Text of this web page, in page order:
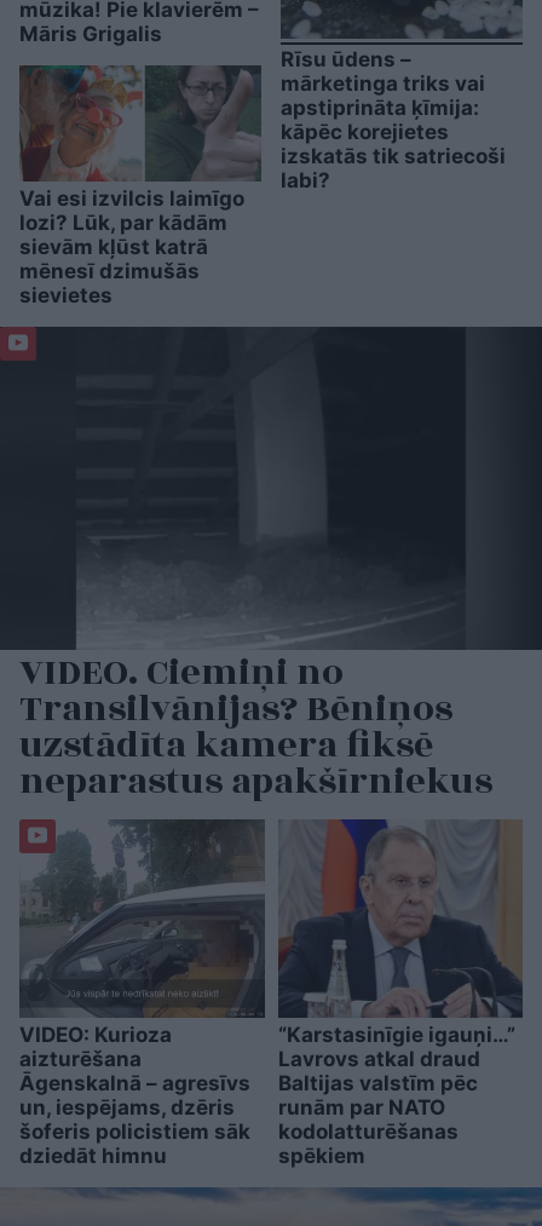
mūzika! Pie klavierēm –
Māris Grigalis
Vai esi izvilcis laimīgo
lozi? Lūk, par kādām
sievām kļūst katrā
mēnesī dzimušās
sievietes
Rīsu ūdens –
mārketinga triks vai
apstiprināta ķīmija:
kāpēc korejietes
izskatās tik satriecoši
labi?
VIDEO. Ciemiņi no
Transilvānijas? Bēniņos
uzstādīta kamera fiksē
neparastus apakšīrniekus
VIDEO: Kurioza
aizturēšana
Āgenskalnā – agresīvs
un, iespējams, dzēris
šoferis policistiem sāk
dziedāt himnu
“Karstasinīgie igauņi…”
Lavrovs atkal draud
Baltijas valstīm pēc
runām par NATO
kodolatturēšanas
spēkiem